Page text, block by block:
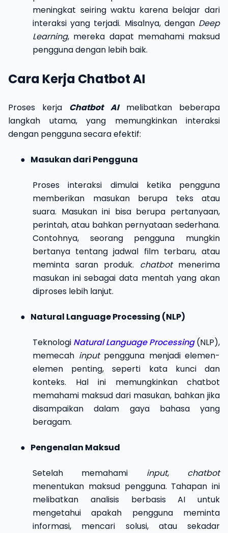
meningkat seiring waktu karena belajar dari
interaksi yang terjadi. Misalnya, dengan Deep
Learning, mereka dapat memahami maksud
pengguna dengan lebih baik.
Cara Kerja Chatbot AI
Proses kerja Chatbot AImelibatkan beberapa
langkah utama, yang memungkinkan interaksi
dengan pengguna secara efektif:
● Masukan dari Pengguna
Proses interaksi dimulai ketika pengguna
memberikan masukan berupa teks atau
suara. Masukan ini bisa berupa pertanyaan,
perintah, atau bahkan pernyataan sederhana.
Contohnya, seorang pengguna mungkin
bertanya tentang jadwal film terbaru, atau
meminta saran produk. chatbotmenerima
masukan ini sebagai data mentah yang akan
diproses lebih lanjut.
● Natural Language Processing (NLP)
Teknologi Natural Language Processing(NLP),
memecah inputpengguna menjadi elemen-
elemen penting, seperti kata kunci dan
konteks. Hal ini memungkinkan chatbot
memahami maksud dari masukan, bahkan jika
disampaikan dalam gaya bahasa yang
beragam.
● Pengenalan Maksud
Setelah memahami input, chatbot
menentukan maksud pengguna. Tahapan ini
melibatkan analisis berbasis AI untuk
mengetahui apakah pengguna meminta
informasi, mencari solusi, atau sekadar